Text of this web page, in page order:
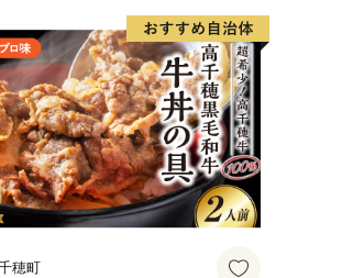
チン 手軽 簡単調理 おすすめ
せ ご当地 グルメ 人気 宮崎
穂町 _Tk005-101
穂町